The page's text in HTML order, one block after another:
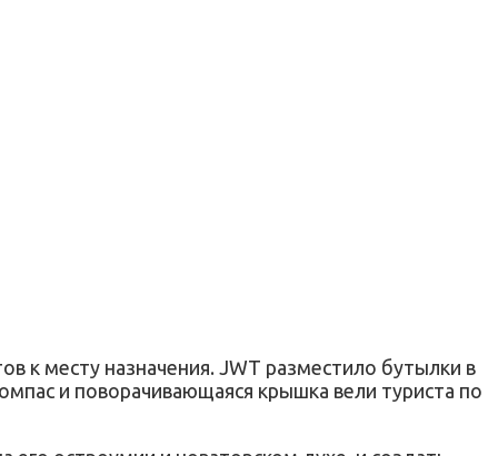
к месту назначения. JWT разместило бутылки в
и поворачивающаяся крышка вели туриста по